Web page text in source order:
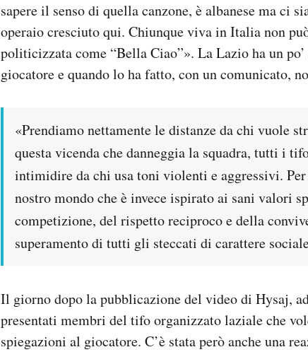
sapere il senso di quella canzone, è albanese ma ci
operaio cresciuto qui. Chiunque viva in Italia non
politicizzata come “Bella Ciao”». La Lazio ha un
giocatore e quando lo ha fatto, con un comunicato,
«Prendiamo nettamente le distanze da chi vuole
questa vicenda che danneggia la squadra, tutti i
intimidire da chi usa toni violenti e aggressivi.
nostro mondo che è invece ispirato ai sani valori
competizione, del rispetto reciproco e della
superamento di tutti gli steccati di carattere
Il giorno dopo la pubblicazione del video di Hysaj,
presentati membri del tifo organizzato laziale che
spiegazioni al giocatore. C’è stata però anche una